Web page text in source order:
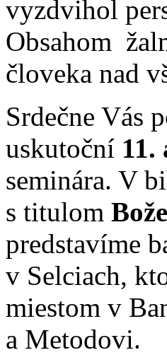
vyzdvihol
Obsahom
človeka nad
Srdečne Vás
uskutoční
seminára. V
s titulom
predstavíme
v Selciach,
miestom v
a Metodovi.